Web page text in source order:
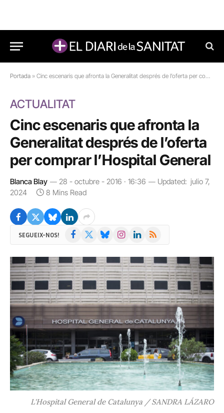
Portada » Cinc escenaris que afronta la Generalitat després de l’oferta per comprar l’Hospital General
ACTUALITAT
Cinc escenaris que afronta la
Generalitat després de l’oferta
per comprar l’Hospital General
Blanca Blay 28 - octubre - 2016 · 16:36 Updated: julio 7,
2024
8 Mins Read
SEGUEIX-NOS! Facebook BlueskyInstagramLinkedIn
RSS
L'Hospital General de Catalunya / SANDRA LÁZARO